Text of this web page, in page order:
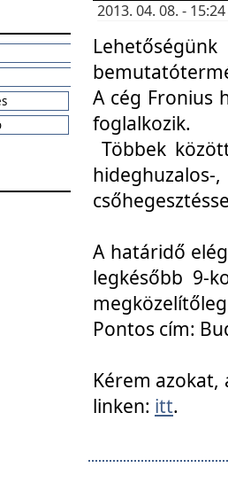
2013. 04. 08. -
A cég Fronius
foglalkozik.
Többek
A határidő
legkésőbb 9-
Pontos cím:
Kérem azokat,
linken: itt.